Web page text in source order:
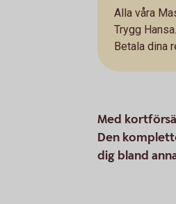
Alla våra
Trygg
Betala dina
Med
Den
dig bland